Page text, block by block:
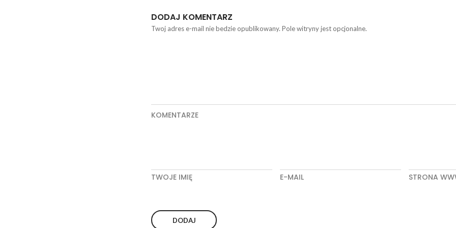
DODAJ KOMENTARZ
Twoj adres e-mail nie bedzie opublikowany. Pole witryny jest opcjonalne.
KOMENTARZE
TWOJE IMIĘ E-MAIL STRONA